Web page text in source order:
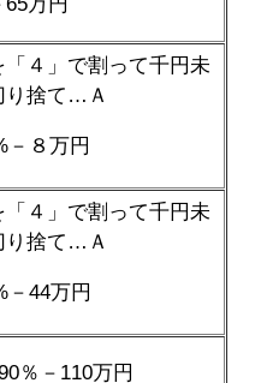
「４」で割って千円未
り捨て…Ａ
－８万円
「４」で割って千円未
り捨て…Ａ
－44万円
％－110万円